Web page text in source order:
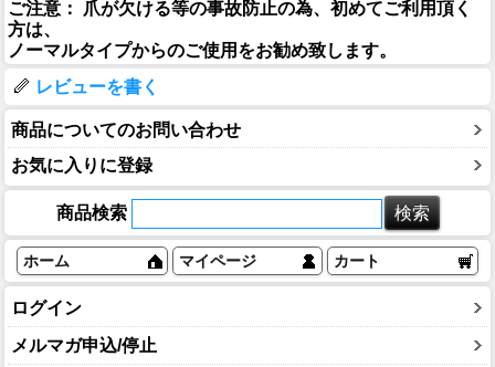
ご注意： 爪が欠ける等の事故防止の為、初めてご利用頂く
方は、
ノーマルタイプからのご使用をお勧め致します。
レビューを書く
商品についてのお問い合わせ
お気に入りに登録
商品検索
ホーム マイページ カート
ログイン
メルマガ申込/停止